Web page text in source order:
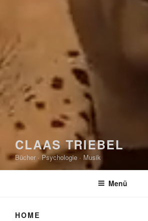
CLAAS TRIEBEL
Bücher · Psychologie · Musik
Menü
HOME